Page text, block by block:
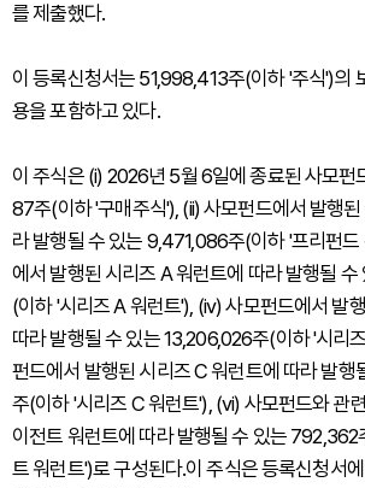
를 제출했다.
이 등록신청서는 51,998,413주(이하 '주식')의
용을 포함하고 있다.
이 주식은 (i) 2026년 5월 6일에 종료된 사모펀
87주(이하 '구매주식'), (ii) 사모펀드에서 발행
라 발행될 수 있는 9,471,086주(이하 '프리펀드
에서 발행된 시리즈 A 워런트에 따라 발행될
(이하 '시리즈 A 워런트'), (iv) 사모펀드에서 발
따라 발행될 수 있는 13,206,026주(이하 '시리
펀드에서 발행된 시리즈 C 워런트에 따라 발행
주(이하 '시리즈 C 워런트'), (vi) 사모펀드와 관
이전트 워런트에 따라 발행될 수 있는 792,362
트 워런트')로 구성된다.이 주식은 등록신청서